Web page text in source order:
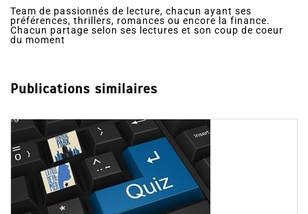
Team de passionnés de lecture, chacun ayant ses
préférences, thrillers, romances ou encore la finance.
Chacun partage selon ses lectures et son coup de coeur
du moment
Publications similaires